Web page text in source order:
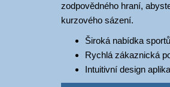
zodpovědného hraní,
kurzového sázení.
Široká nabídka sportů
Rychlá zákaznická
Intuitivní design